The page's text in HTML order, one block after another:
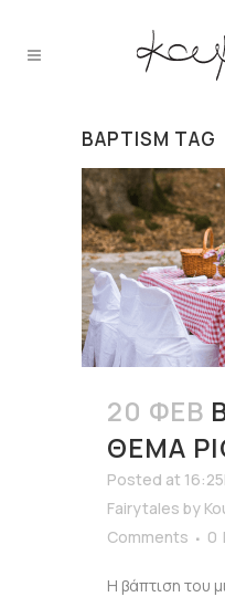
BAPTISM TAG
20 ΦΕΒ
ΘΈΜΑ
Posted at
Fairytales by
Comments
0
Η βάπτιση του